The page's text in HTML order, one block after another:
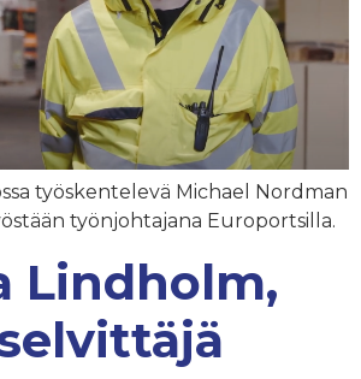
työskentelevä Michael Nordman
työnjohtajana Europortsilla.
Lindholm,